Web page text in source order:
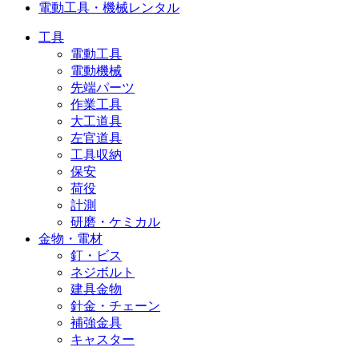
電動工具・機械レンタル
工具
電動工具
電動機械
先端パーツ
作業工具
大工道具
左官道具
工具収納
保安
荷役
計測
研磨・ケミカル
金物・電材
釘・ビス
ネジボルト
建具金物
針金・チェーン
補強金具
キャスター